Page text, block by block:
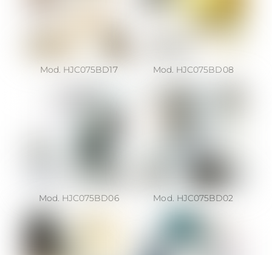
Mod. HJC075BD17 Mod. HJC075BD08
Mod. HJC075BD06 Mod. HJC075BD02